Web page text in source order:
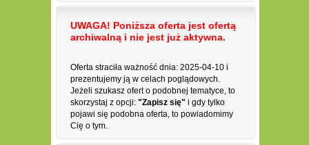
UWAGA! Poniższa oferta jest ofertą
archiwalną i nie jest już aktywna.
Oferta straciła ważność dnia: 2025-04-10 i
prezentujemy ją w celach poglądowych.
Jeżeli szukasz ofert o podobnej tematyce, to
skorzystaj z opcji: "Zapisz się" i gdy tylko
pojawi się podobna oferta, to powiadomimy
Cię o tym.